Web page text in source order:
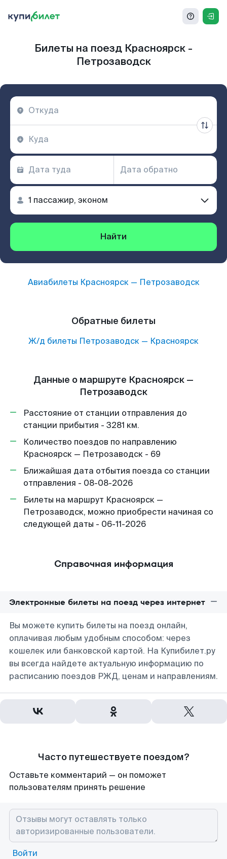
Билеты на поезд Красноярск -
Петрозаводск
Найти
Авиабилеты Красноярск— Петрозаводск
Обратные билеты
Ж/д билеты Петрозаводск — Красноярск
Данные о маршруте Красноярск —
Петрозаводск
Расстояние от станции отправления до
станции прибытия - 3281 км.
Количество поездов по направлению
Красноярск — Петрозаводск - 69
Ближайшая дата отбытия поезда со станции
отправления - 08-08-2026
Билеты на маршрут Красноярск —
Петрозаводск, можно приобрести начиная со
следующей даты - 06-11-2026
Справочная информация
Электронные билеты на поезд через интернет
Вы можете купить билеты на поезд онлайн,
оплачивая любым удобным способом: через
кошелек или банковской картой. На Купибилет.ру
вы всегда найдете актуальную информацию по
расписанию поездов РЖД, ценам и направлениям.
Часто путешествуете поездом?
Оставьте комментарий — он поможет
пользователям принять решение
Войти